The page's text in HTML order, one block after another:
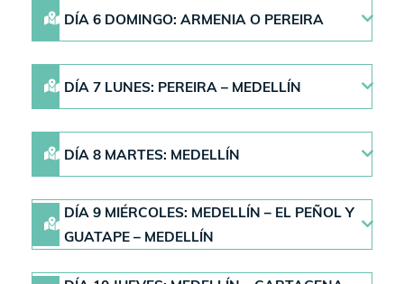
DÍA 6 DOMINGO: ARMENIA O PEREIRA
DÍA 7 LUNES: PEREIRA – MEDELLÍN
DÍA 8 MARTES: MEDELLÍN
DÍA 9 MIÉRCOLES: MEDELLÍN – EL PEÑOL Y
GUATAPE – MEDELLÍN